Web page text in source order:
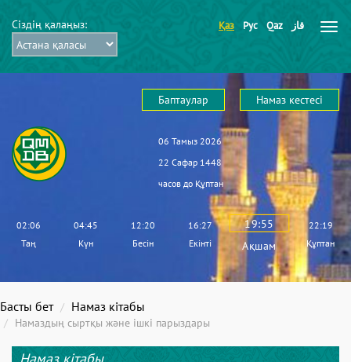
Сіздің қалаңыз: Қаз Рус Qaz قاز
Баптаулар Намаз кестесі
06 Тамыз 2026
22 Сафар 1448
часов до Құптан
02:06
Таң
04:45
Күн
12:20
Бесін
16:27
Екінті
19:55
Ақшам
22:19
Құптан
Басты бет Намаз кітабы
Намаздың сыртқы және ішкі парыздары